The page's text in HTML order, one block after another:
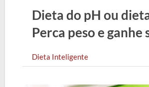
Dieta do pH ou
Perca peso e ganhe
Dieta Inteligente